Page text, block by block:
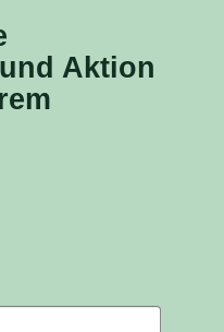
und Aktion